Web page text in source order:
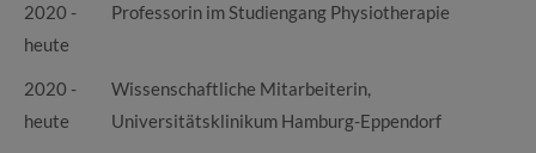
2020 -
heute
Professorin im Studiengang Physiotherapie
2020 -
heute
Wissenschaftliche Mitarbeiterin,
Universitätsklinikum Hamburg-Eppendorf